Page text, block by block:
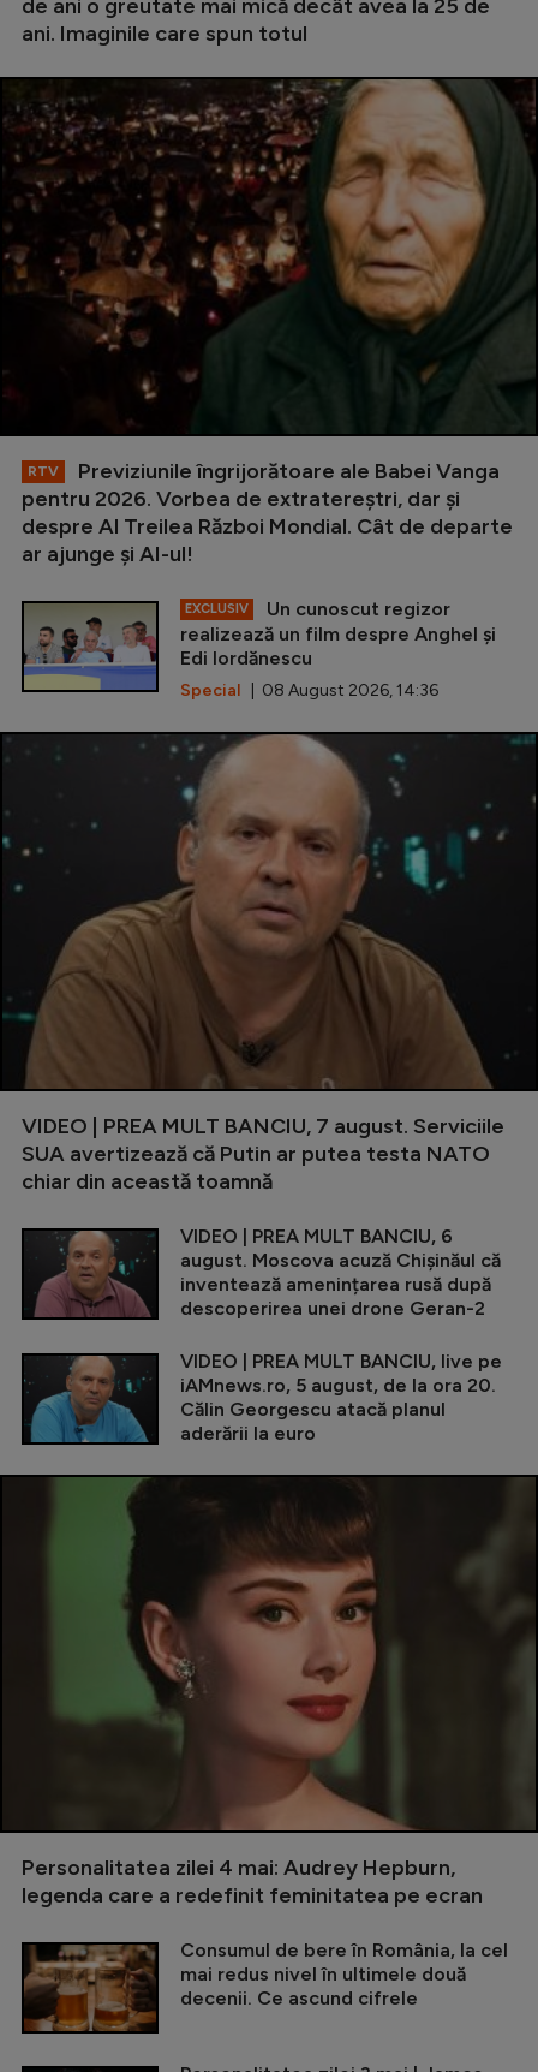
de ani o greutate mai mică decât avea la 25 de
ani. Imaginile care spun totul
RTV
Previziunile îngrijorătoare ale Babei Vanga
pentru 2026. Vorbea de extratereștri, dar și
despre Al Treilea Război Mondial. Cât de departe
ar ajunge și AI-ul!
EXCLUSIV
Un cunoscut regizor
realizează un film despre Anghel și
Edi Iordănescu
Special | 08 August 2026, 14:36
VIDEO | PREA MULT BANCIU, 7 august. Serviciile
SUA avertizează că Putin ar putea testa NATO
chiar din această toamnă
VIDEO | PREA MULT BANCIU, 6
august. Moscova acuză Chișinăul că
inventează amenințarea rusă după
descoperirea unei drone Geran-2
VIDEO | PREA MULT BANCIU, live pe
iAMnews.ro, 5 august, de la ora 20.
Călin Georgescu atacă planul
aderării la euro
Personalitatea zilei 4 mai: Audrey Hepburn,
legenda care a redefinit feminitatea pe ecran
Consumul de bere în România, la cel
mai redus nivel în ultimele două
decenii. Ce ascund cifrele